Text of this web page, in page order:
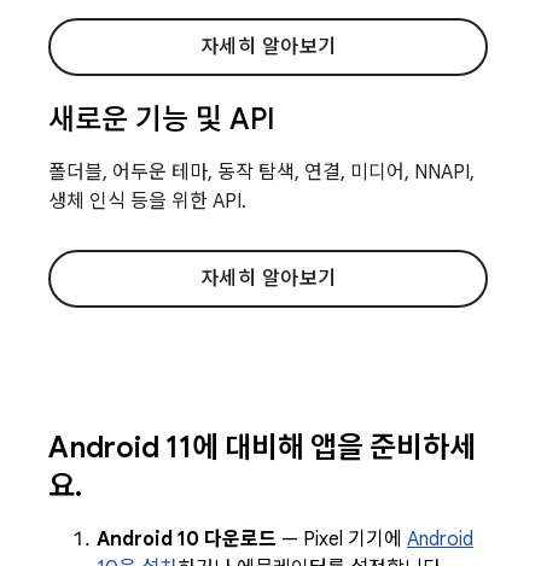
자세히 알아보기
새로운 기능 및 API
폴더블, 어두운 테마, 동작 탐색, 연결, 미디어, NNAPI,
생체 인식 등을 위한 API.
자세히 알아보기
Android 11에 대비해 앱을 준비하세
요.
Android 10 다운로드 — Pixel 기기에 Android